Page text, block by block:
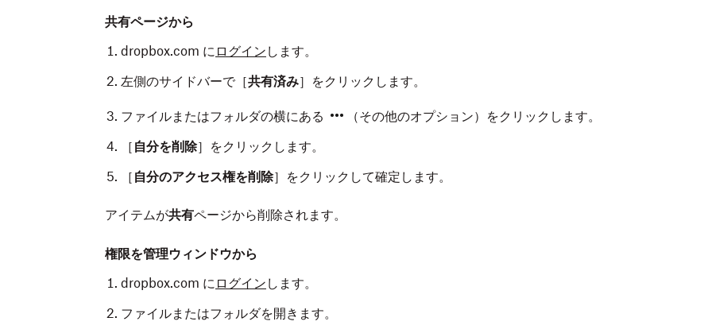
共有ページから
dropbox.com に ログイン します。
左側のサイドバーで［共有済み］をクリックします。
ファイルまたはフォルダの横にある
（その他のオプション）をクリックします。
［ 自分を削除］をクリックします。
［ 自分のアクセス権を削除］をクリックして確定します。
アイテムが共有ページから削除されます。
権限を管理ウィンドウから
dropbox.com に ログイン します。
ファイルまたはフォルダを開きます。